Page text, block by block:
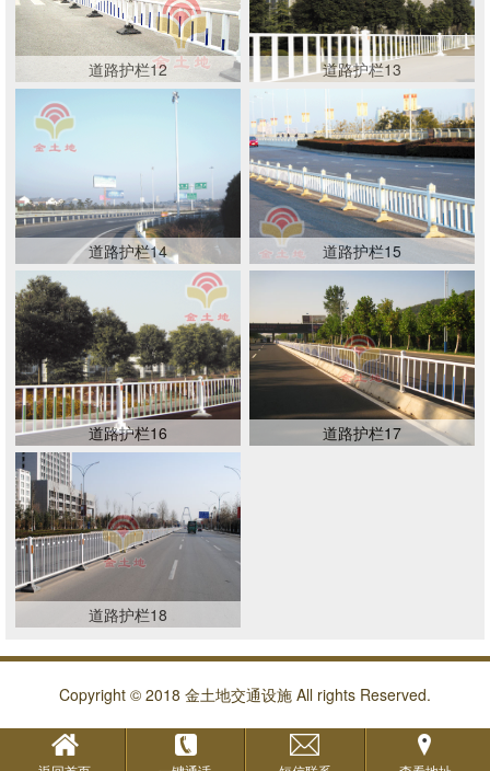
道路护栏12 道路护栏13
道路护栏14 道路护栏15
道路护栏16 道路护栏17
道路护栏18
Copyright © 2018 金土地交通设施 All rights Reserved.